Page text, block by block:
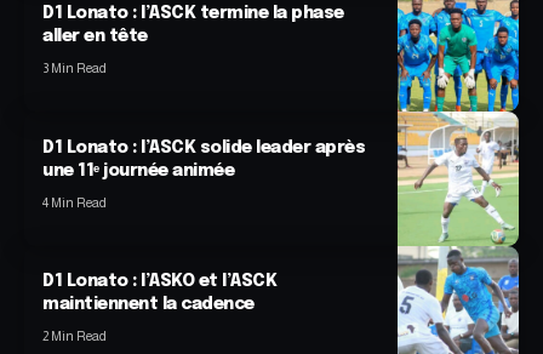
D1 Lonato : l’ASCK termine la phase
aller en tête
3 Min Read
D1 Lonato : l’ASCK solide leader après
une 11ᵉ journée animée
4 Min Read
D1 Lonato : l’ASKO et l’ASCK
maintiennent la cadence
2 Min Read